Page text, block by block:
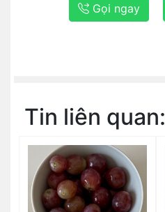
Gọi ngay
Tin liên quan: